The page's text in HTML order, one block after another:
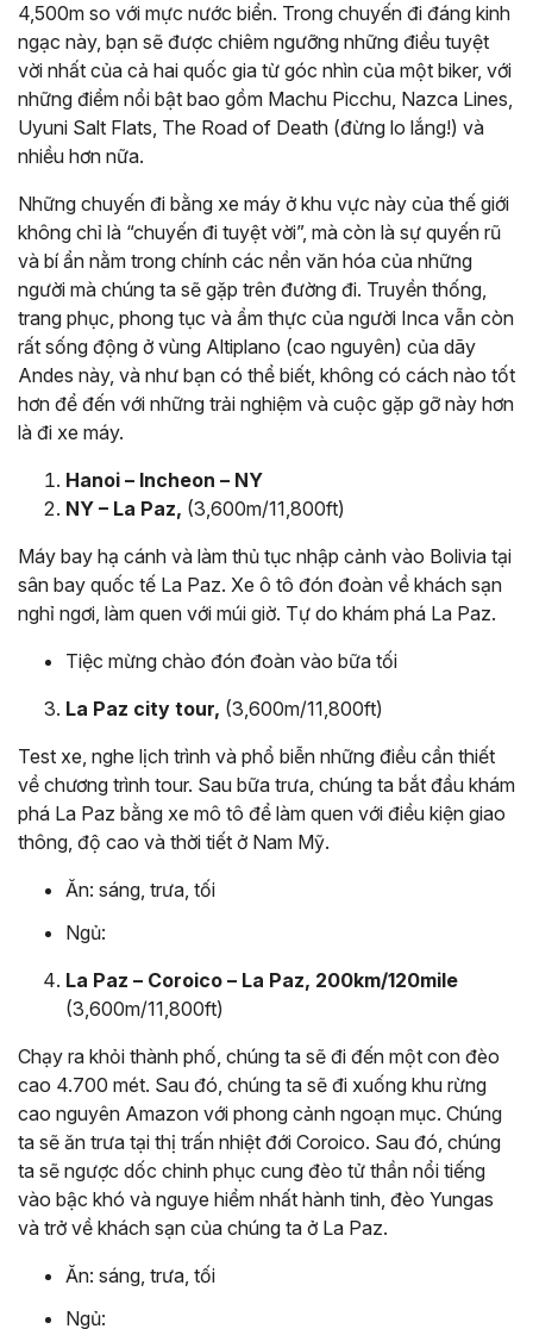
4,500m so với mực nước biển. Trong chuyến đi đáng kinh
ngạc này, bạn sẽ được chiêm ngưỡng những điều tuyệt
vời nhất của cả hai quốc gia từ góc nhìn của một biker, với
những điểm nổi bật bao gồm Machu Picchu, Nazca Lines,
Uyuni Salt Flats, The Road of Death (đừng lo lắng!) và
nhiều hơn nữa.
Những chuyến đi bằng xe máy ở khu vực này của thế giới
không chỉ là “chuyến đi tuyệt vời”, mà còn là sự quyến rũ
và bí ẩn nằm trong chính các nền văn hóa của những
người mà chúng ta sẽ gặp trên đường đi. Truyền thống,
trang phục, phong tục và ẩm thực của người Inca vẫn còn
rất sống động ở vùng Altiplano (cao nguyên) của dãy
Andes này, và như bạn có thể biết, không có cách nào tốt
hơn để đến với những trải nghiệm và cuộc gặp gỡ này hơn
là đi xe máy.
Hanoi – Incheon – NY
NY – La Paz, (3,600m/11,800ft)
Máy bay hạ cánh và làm thủ tục nhập cảnh vào Bolivia tại
sân bay quốc tế La Paz. Xe ô tô đón đoàn về khách sạn
nghỉ ngơi, làm quen với múi giờ. Tự do khám phá La Paz.
Tiệc mừng chào đón đoàn vào bữa tối
La Paz city tour, (3,600m/11,800ft)
Test xe, nghe lịch trình và phổ biễn những điều cần thiết
về chương trình tour. Sau bữa trưa, chúng ta bắt đầu khám
phá La Paz bằng xe mô tô để làm quen với điều kiện giao
thông, độ cao và thời tiết ở Nam Mỹ.
Ăn: sáng, trưa, tối
Ngủ:
La Paz – Coroico – La Paz, 200km/120mile
(3,600m/11,800ft)
Chạy ra khỏi thành phố, chúng ta sẽ đi đến một con đèo
cao 4.700 mét. Sau đó, chúng ta sẽ đi xuống khu rừng
cao nguyên Amazon với phong cảnh ngoạn mục. Chúng
ta sẽ ăn trưa tại thị trấn nhiệt đới Coroico. Sau đó, chúng
ta sẽ ngược dốc chinh phục cung đèo tử thần nổi tiếng
vào bậc khó và nguye hiểm nhất hành tinh, đèo Yungas
và trở về khách sạn của chúng ta ở La Paz.
Ăn: sáng, trưa, tối
Ngủ: